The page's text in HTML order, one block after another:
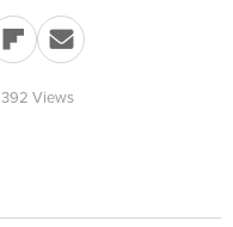
392 Views